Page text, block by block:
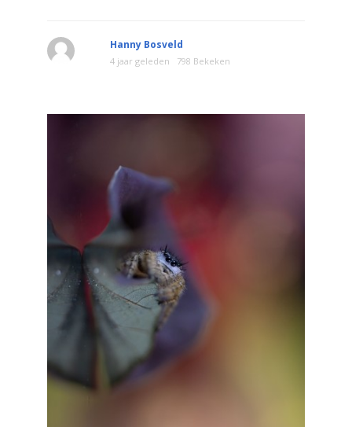
Hanny Bosveld
4 jaar geleden 798 Bekeken